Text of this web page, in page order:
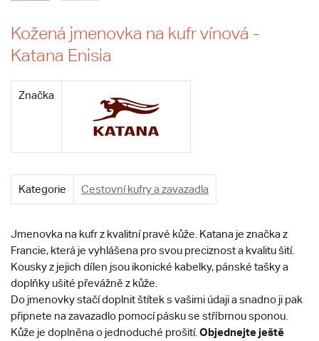
Kožená jmenovka na kufr vínová -
Katana Enisia
Značka
Kategorie Cestovní kufry a zavazadla
Jmenovka na kufr z kvalitní pravé kůže. Katana je značka z
Francie, která je vyhlášena pro svou preciznost a kvalitu šití.
Kousky z jejich dílen jsou ikonické kabelky, pánské tašky a
doplňky ušité převážně z kůže.
Do jmenovky stačí doplnit štítek s vašimi údaji a snadno ji pak
připnete na zavazadlo pomocí pásku se stříbrnou sponou.
Kůže je doplněna o jednoduché prošití. Objednejte ještě